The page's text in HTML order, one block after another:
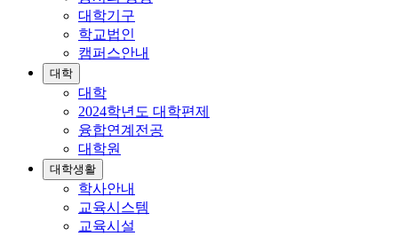
대학기구
학교법인
캠퍼스안내
대학
대학
2024학년도 대학편제
융합연계전공
대학원
대학생활
학사안내
교육시스템
교육시설